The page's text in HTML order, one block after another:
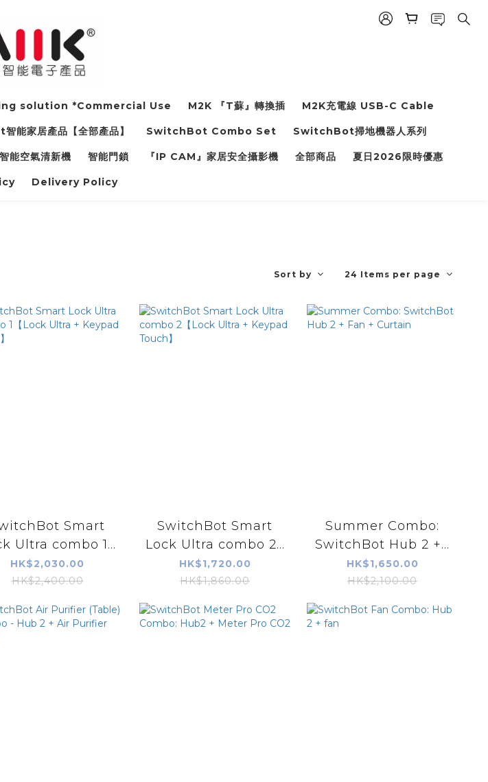
solution *Commercial Use M2K 『T蘇』轉換插 M2K充電線 USB-C Cable
能家居產品【全部產品】 SwitchBot Combo Set SwitchBot掃地機器人系列
空氣清新機 智能門鎖 『IP CAM』家居安全攝影機 全部商品 夏日2026限時優惠
Delivery Policy
Sort by 24 Items per page
Smart
Ultra combo 1...
HK$2,030.00
HK$2,400.00
SwitchBot Smart
Lock Ultra combo 2...
HK$1,720.00
HK$1,860.00
Summer Combo:
SwitchBot Hub 2 +...
HK$1,650.00
HK$2,100.00